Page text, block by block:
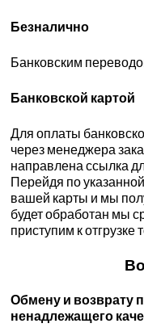
Безналично
Банковским
Банковской картой
Для оплаты
через менеджера
направлена ссылка
Перейдя по
вашей карты и мы
будет обработан мы
приступим к отгрузке
Обмену и возврату
ненадлежащего